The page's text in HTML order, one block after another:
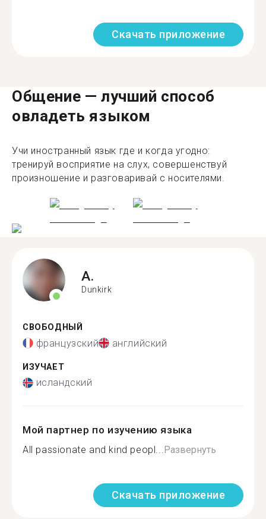
Скачать приложение
Общение — лучший способ
овладеть языком
Учи иностранный язык где и когда угодно:
тренируй восприятие на слух, совершенствуй
произношение и разговаривай с носителями.
A.
Dunkirk
СВОБОДНЫЙ
французский английский
ИЗУЧАЕТ
исландский
Мой партнер по изучению языка
All passionate and kind peopl...Развернуть
Скачать приложение